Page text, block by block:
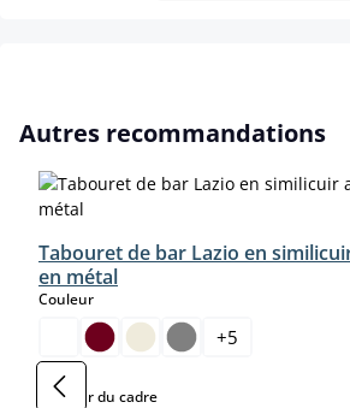
Ignorer la galerie de produits
Autres recommandations
Tabouret de bar Lazio en
en métal
Couleurselect
+5
Couleur du cadreselect